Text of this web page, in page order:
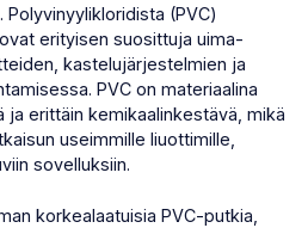
(PVC)
erityisen suosittuja uima-
kastelujärjestelmien ja
PVC on materiaalina
erittäin kemikaalinkestävä, mikä
useimmille liuottimille,
sovelluksiin.
korkealaatuisia PVC-putkia,